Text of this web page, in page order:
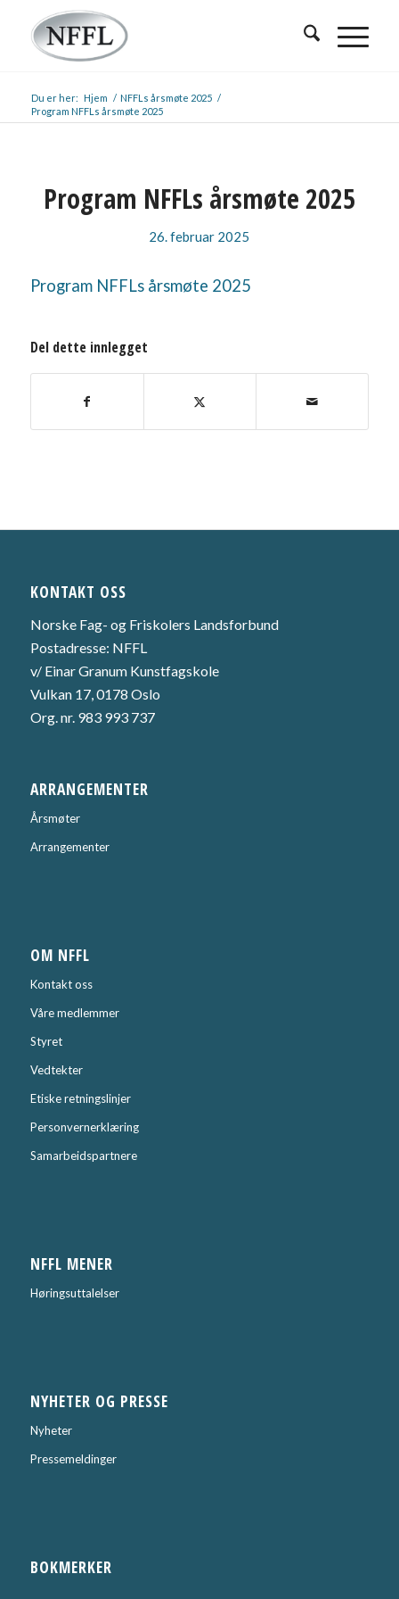
Du er her: Hjem / NFFLs årsmøte 2025 /
Program NFFLs årsmøte 2025
Program NFFLs årsmøte 2025
26. februar 2025
Program NFFLs årsmøte 2025
Del dette innlegget
KONTAKT OSS
Norske Fag- og Friskolers Landsforbund
Postadresse: NFFL
v/ Einar Granum Kunstfagskole
Vulkan 17, 0178 Oslo
Org. nr. 983 993 737
ARRANGEMENTER
Årsmøter
Arrangementer
OM NFFL
Kontakt oss
Våre medlemmer
Styret
Vedtekter
Etiske retningslinjer
Personvernerklæring
Samarbeidspartnere
NFFL MENER
Høringsuttalelser
NYHETER OG PRESSE
Nyheter
Pressemeldinger
BOKMERKER